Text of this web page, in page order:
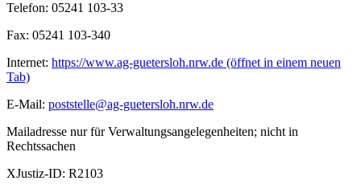
Telefon: 05241 103-33
Fax: 05241 103-340
Internet: https://www.ag-guetersloh.nrw.de (öffnet in einem neuen
Tab)
E-Mail: poststelle@ag-guetersloh.nrw.de
Mailadresse nur für Verwaltungsangelegenheiten; nicht in
Rechtssachen
XJustiz-ID: R2103